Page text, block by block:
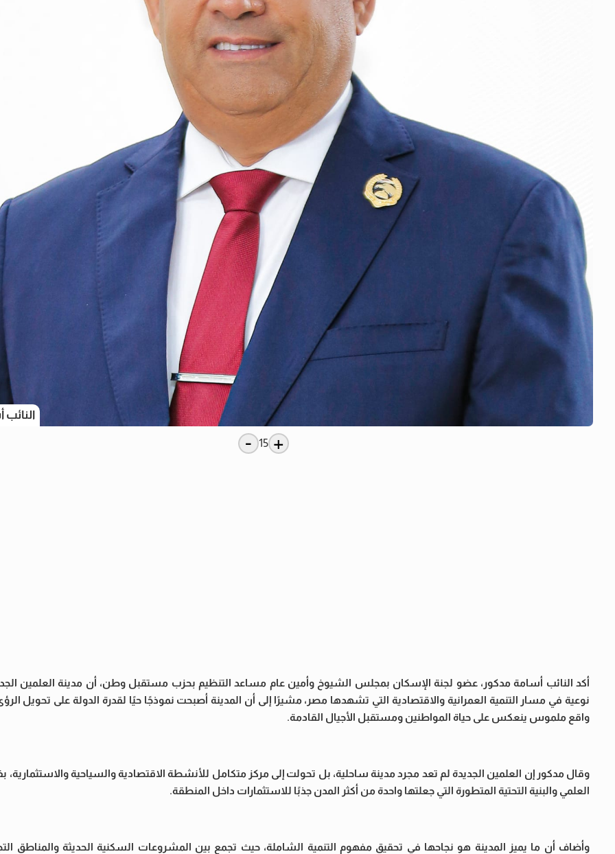
+
15
-
أكد النائب أسامة مدكور، عضو لجنة الإسكان بمجلس الشيوخ وأمين عام مساعد التنظيم بحزب مستقبل وطن، أن مدينة العلمين
نوعية في مسار التنمية العمرانية والاقتصادية التي تشهدها مصر، مشيرًا إلى أن المدينة أصبحت نموذجًا حيًا لقدرة الدولة على تحويل
واقع ملموس ينعكس على حياة المواطنين ومستقبل الأجيال القادمة.
وقال مدكور إن العلمين الجديدة لم تعد مجرد مدينة ساحلية، بل تحولت إلى مركز متكامل للأنشطة الاقتصادية والسياحية
العلمي والبنية التحتية المتطورة التي جعلتها واحدة من أكثر المدن جذبًا للاستثمارات داخل المنطقة.
وأضاف أن ما يميز المدينة هو نجاحها في تحقيق مفهوم التنمية الشاملة، حيث تجمع بين المشروعات السكنية الحديثة والمناطق